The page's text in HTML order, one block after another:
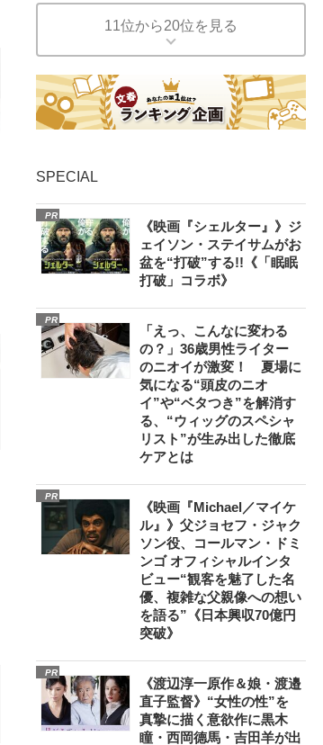
11位から20位を見る
SPECIAL
PR
《映画『シェルター』》ジ
ェイソン・ステイサムがお
盆を“打破”する!!《「眠眠
打破」コラボ》
PR
「えっ、こんなに変わる
の？」36歳男性ライター
のニオイが激変！ 夏場に
気になる“頭皮のニオ
イ”や“ベタつき”を解消す
る、“ウィッグのスペシャ
リスト”が生み出した徹底
ケアとは
PR
《映画『Michael／マイケ
ル』》父ジョセフ・ジャク
ソン役、コールマン・ドミ
ンゴ オフィシャルインタ
ビュー“観客を魅了した名
優、複雑な父親像への想い
を語る”《日本興収70億円
突破》
PR
《渡辺淳一原作＆娘・渡邉
直子監督》“女性の性”を
真摯に描く意欲作に黒木
瞳・西岡德馬・吉田羊が出